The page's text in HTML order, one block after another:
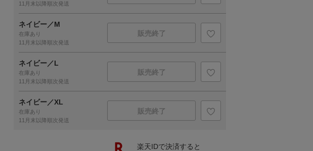
11月末以降順次発送
ネイビー／M
在庫あり
11月末以降順次発送
販売終了
ネイビー／L
在庫あり
11月末以降順次発送
販売終了
ネイビー／XL
在庫あり
11月末以降順次発送
販売終了
楽天IDで決済すると